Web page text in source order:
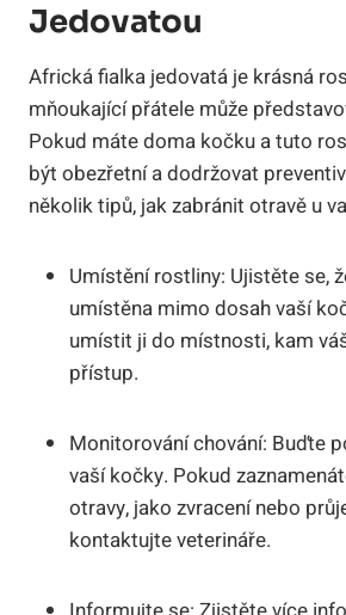
Jedovatou
Africká fialka jedovatá je krásná
mňoukající přátele může
Pokud máte doma kočku a tuto
být obezřetní a dodržovat
několik tipů, jak zabránit otravě u
Umístění rostliny: Ujistěte se,
umístěna mimo dosah vaší
umístit ji do místnosti, kam
přístup.
Monitorování chování: Buďte
vaší kočky. Pokud
otravy, jako zvracení nebo
kontaktujte veterináře.